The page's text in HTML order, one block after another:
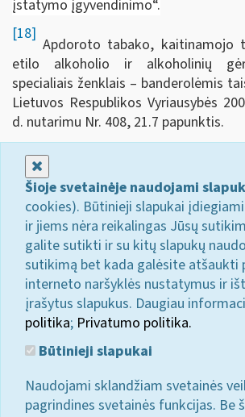
įstatymo įgyvendinimo“.
[18]
Apdoroto tabako, kaitinamojo
etilo alkoholio ir alkoholinių
specialiais ženklais – banderolėmis
Lietuvos Respublikos Vyriausybės
d. nutarimu Nr. 408, 21.7 papunktis.
Šioje svetainėje naudojami
cookies). Būtinieji slapukai
ir jiems nėra reikalingas Jūsų
galite sutikti ir su kitų slapukų
sutikimą bet kada galėsite atšaukti
interneto naršyklės nustatymus ir
įrašytus slapukus. Daugiau
politika; Privatumo politika.
Būtinieji slapukai
Naudojami sklandžiam svetainės
pagrindines svetainės funkcijas. Be